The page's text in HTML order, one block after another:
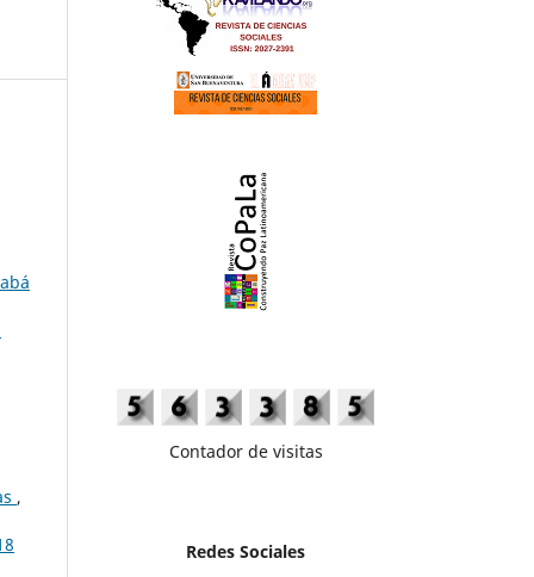
,
Contador de visitas
Redes Sociales